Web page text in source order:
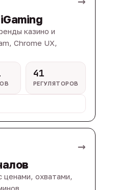
казино и
Chrome UX,
41
РЕГУЛЯТОРОВ
→
ценами, охватами,